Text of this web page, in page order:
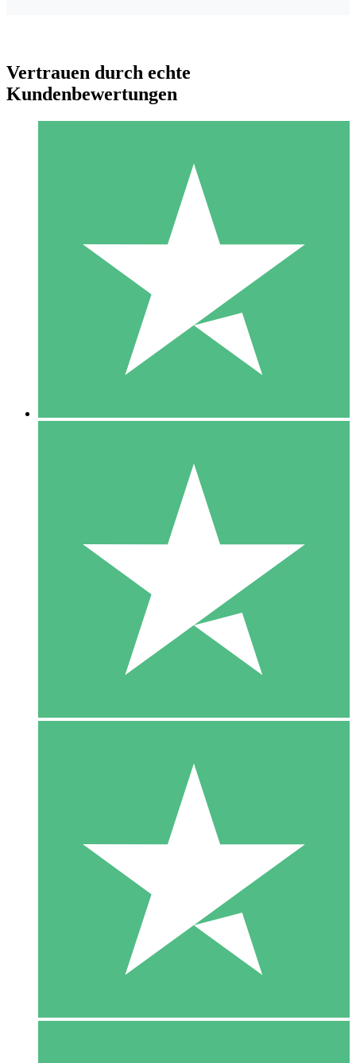
Individuelle Credit-Pakete
Zahlen Sie nach Bedarf mit Download-Credits. Keine
monatliche Verpflichtung erforderlich.
10 00
10 Downloads
20 00
Vertrauen durch echte
Kundenbewertungen